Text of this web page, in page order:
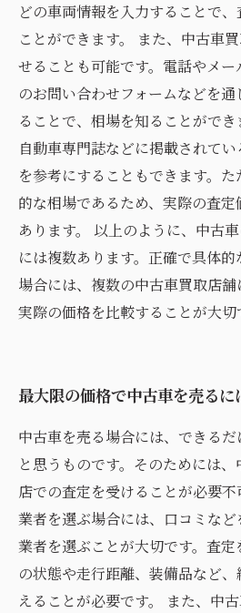
どの車両情報を入力することで
ことができます。 また、中古車
せることも可能です。電話やメ
のお問い合わせフォームなどを
ることで、相場を知ることがで
自動車専門誌などに掲載されて
を参考にすることもできます。
的な相場であるため、実際の査
あります。 以上のように、中古
には複数あります。正確で具体
場合には、複数の中古車買取店
実際の価格を比較することが大切
最大限の価格で中古車を売るに
中古車を売る場合には、できる
と思うものです。そのためには
店での査定を受けることが必要
業者を選ぶ場合には、口コミな
業者を選ぶことが大切です。査
の状態や走行距離、装備品など
えることが必要です。 また、中